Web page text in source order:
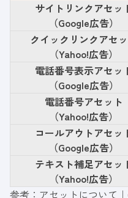
サイトリンクアセッ
（Google広告）
クイックリンクアセ
（Yahoo!広告）
電話番号表示アセッ
（Google広告）
電話番号アセット
（Yahoo!広告）
コールアウトアセッ
（Google広告）
テキスト補足アセッ
（Yahoo!広告）
参考： アセットについて